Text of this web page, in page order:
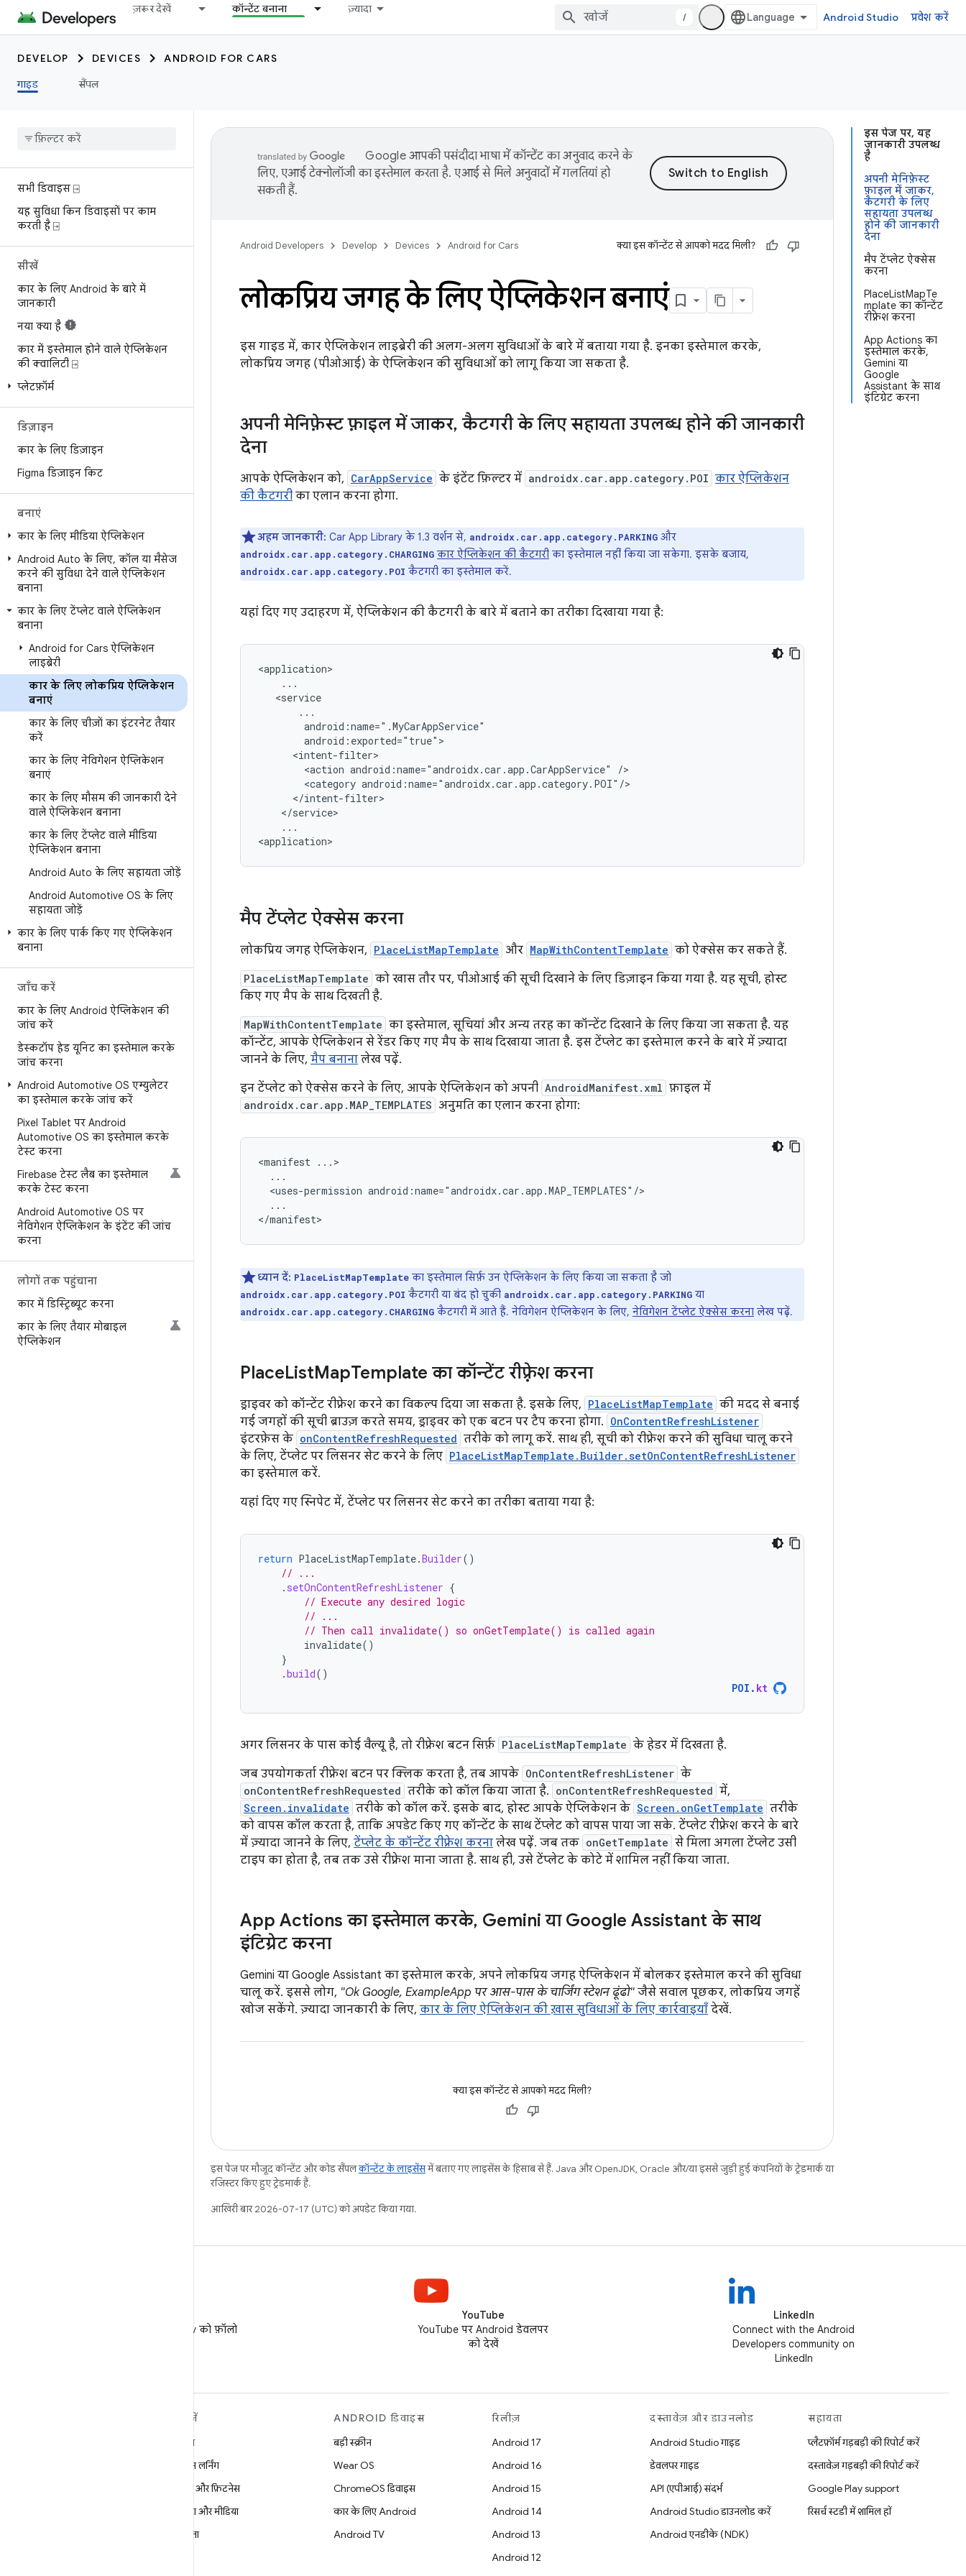
ज़रूर देखें कॉन्टेंट बनाना ज़्यादा
/ Android Studio प्रवेश करें
DEVELOP DEVICES
ANDROID FOR CARS
गाइड
सैंपल
सभी डिवाइस ⍈
यह सुविधा किन डिवाइसों पर काम
करती है ⍈
सीखें
कार के लिए Android के बारे में
जानकारी
नया क्या है
कार में इस्तेमाल होने वाले ऐप्लिकेशन
की क्वालिटी ⍈
प्‍लेटफ़ॉर्म
डिज़ाइन
कार के लिए डिज़ाइन
Figma डिज़ाइन किट
बनाएं
कार के लिए मीडिया ऐप्लिकेशन
Android Auto के लिए, कॉल या मैसेज
करने की सुविधा देने वाले ऐप्लिकेशन
बनाना
कार के लिए टेंप्लेट वाले ऐप्लिकेशन
बनाना
Android for Cars ऐप्लिकेशन
लाइब्रेरी
कार के लिए लोकप्रिय ऐप्लिकेशन
बनाएं
कार के लिए चीज़ों का इंटरनेट तैयार
करें
कार के लिए नेविगेशन ऐप्लिकेशन
बनाएं
कार के लिए मौसम की जानकारी देने
वाले ऐप्लिकेशन बनाना
कार के लिए टेंप्लेट वाले मीडिया
ऐप्लिकेशन बनाना
Android Auto के लिए सहायता जोड़ें
Android Automotive OS के लिए
सहायता जोड़ें
कार के लिए पार्क किए गए ऐप्लिकेशन
बनाना
जाँच करें
कार के लिए Android ऐप्लिकेशन की
जांच करें
डेस्कटॉप हेड यूनिट का इस्तेमाल करके
जांच करना
Android Automotive OS एम्युलेटर
का इस्तेमाल करके जांच करें
Pixel Tablet पर Android
Automotive OS का इस्तेमाल करके
टेस्ट करना
Firebase टेस्ट लैब का इस्तेमाल
करके टेस्ट करना
Android Automotive OS पर
नेविगेशन ऐप्लिकेशन के इंटेंट की जांच
करना
लोगों तक पहुंचाना
कार में डिस्ट्रिब्यूट करना
कार के लिए तैयार मोबाइल
ऐप्लिकेशन
इस पेज पर, यह
जानकारी उपलब्ध
है
अपनी मेनिफ़ेस्ट
फ़ाइल में जाकर,
कैटगरी के लिए
सहायता उपलब्ध
होने की जानकारी
देना
मैप टेंप्लेट ऐक्सेस
करना
PlaceListMapTe
mplate का कॉन्टेंट
रीफ़्रेश करना
App Actions का
इस्तेमाल करके,
Gemini या
Google
Assistant के साथ
इंटिग्रेट करना
Google आपकी पसंदीदा भाषा में कॉन्टेंट का अनुवाद करने के
लिए, एआई टेक्नोलॉजी का इस्तेमाल करता है. एआई से मिले अनुवादों में गलतियां हो
सकती हैं.
Android Developers Develop Devices Android for Cars क्या इस कॉन्टेंट से आपको मदद मिली?
लोकप्रिय जगह के लिए ऐप्लिकेशन बनाएं
इस गाइड में, कार ऐप्लिकेशन लाइब्रेरी की अलग-अलग सुविधाओं के बारे में बताया गया है. इनका इस्तेमाल करके,
लोकप्रिय जगह (पीओआई) के ऐप्लिकेशन की सुविधाओं को लागू किया जा सकता है.
अपनी मेनिफ़ेस्ट फ़ाइल में जाकर, कैटगरी के लिए सहायता उपलब्ध होने की जानकारी
देना
आपके ऐप्लिकेशन को, CarAppService के इंटेंट फ़िल्टर में androidx.car.app.category.POI कार ऐप्लिकेशन
की कैटगरी का एलान करना होगा.
अहम जानकारी: Car App Library के 1.3 वर्शन से, androidx.car.app.category.PARKING और
androidx.car.app.category.CHARGING कार ऐप्लिकेशन की कैटगरी का इस्तेमाल नहीं किया जा सकेगा. इसके बजाय,
androidx.car.app.category.POI कैटगरी का इस्तेमाल करें.
यहां दिए गए उदाहरण में, ऐप्लिकेशन की कैटगरी के बारे में बताने का तरीका दिखाया गया है:
<action android:name="androidx.car.app.CarAppService"
<category
...
मैप टेंप्लेट ऐक्सेस करना
लोकप्रिय जगह ऐप्लिकेशन, PlaceListMapTemplate और MapWithContentTemplate को ऐक्सेस कर सकते हैं.
PlaceListMapTemplate को खास तौर पर, पीओआई की सूची दिखाने के लिए डिज़ाइन किया गया है. यह सूची, होस्ट
किए गए मैप के साथ दिखती है.
MapWithContentTemplate का इस्तेमाल, सूचियां और अन्य तरह का कॉन्टेंट दिखाने के लिए किया जा सकता है. यह
कॉन्टेंट, आपके ऐप्लिकेशन से रेंडर किए गए मैप के साथ दिखाया जाता है. इस टेंप्लेट का इस्तेमाल करने के बारे में ज़्यादा
जानने के लिए, मैप बनाना लेख पढ़ें.
इन टेंप्लेट को ऐक्सेस करने के लिए, आपके ऐप्लिकेशन को अपनी AndroidManifest.xml फ़ाइल में
androidx.car.app.MAP_TEMPLATES अनुमति का एलान करना होगा:
<manifest
<uses-permission
...
ध्यान दें: PlaceListMapTemplate का इस्तेमाल सिर्फ़ उन ऐप्लिकेशन के लिए किया जा सकता है जो
androidx.car.app.category.POI कैटगरी या बंद हो चुकी androidx.car.app.category.PARKING या
androidx.car.app.category.CHARGING कैटगरी में आते हैं. नेविगेशन ऐप्लिकेशन के लिए, नेविगेशन टेंप्लेट ऐक्सेस करना लेख पढ़ें.
PlaceListMapTemplate का कॉन्टेंट रीफ़्रेश करना
ड्राइवर को कॉन्टेंट रीफ़्रेश करने का विकल्प दिया जा सकता है. इसके लिए, PlaceListMapTemplate की मदद से बनाई
गई जगहों की सूची ब्राउज़ करते समय, ड्राइवर को एक बटन पर टैप करना होगा. OnContentRefreshListener
इंटरफ़ेस के onContentRefreshRequested तरीके को लागू करें. साथ ही, सूची को रीफ़्रेश करने की सुविधा चालू करने
के लिए, टेंप्लेट पर लिसनर सेट करने के लिए PlaceListMapTemplate.Builder.setOnContentRefreshListener
का इस्तेमाल करें.
यहां दिए गए स्निपेट में, टेंप्लेट पर लिसनर सेट करने का तरीका बताया गया है:
return PlaceListMapTemplate.Builder()
// ...
. setOnContentRefreshListener {
// Execute any desired logic
// ...
// Then call invalidate() so onGetTemplate() is called again
invalidate()
}
.build()
POI . kt
अगर लिसनर के पास कोई वैल्यू है, तो रीफ़्रेश बटन सिर्फ़ PlaceListMapTemplate के हेडर में दिखता है.
जब उपयोगकर्ता रीफ़्रेश बटन पर क्लिक करता है, तब आपके OnContentRefreshListener के
onContentRefreshRequested तरीके को कॉल किया जाता है. onContentRefreshRequested में,
Screen.invalidate तरीके को कॉल करें. इसके बाद, होस्ट आपके ऐप्लिकेशन के Screen.onGetTemplate तरीके
को वापस कॉल करता है, ताकि अपडेट किए गए कॉन्टेंट के साथ टेंप्लेट को वापस पाया जा सके. टेंप्लेट रीफ़्रेश करने के बारे
में ज़्यादा जानने के लिए, टेंप्लेट के कॉन्टेंट रीफ़्रेश करना लेख पढ़ें. जब तक onGetTemplate से मिला अगला टेंप्लेट उसी
टाइप का होता है, तब तक उसे रीफ़्रेश माना जाता है. साथ ही, उसे टेंप्लेट के कोटे में शामिल नहीं किया जाता.
App Actions का इस्तेमाल करके, Gemini या Google Assistant के साथ
इंटिग्रेट करना
Gemini या Google Assistant का इस्तेमाल करके, अपने लोकप्रिय जगह ऐप्लिकेशन में बोलकर इस्तेमाल करने की सुविधा
चालू करें. इससे लोग, "Ok Google, ExampleApp पर आस-पास के चार्जिंग स्टेशन ढूंढो" जैसे सवाल पूछकर, लोकप्रिय जगहें
खोज सकेंगे. ज़्यादा जानकारी के लिए, कार के लिए ऐप्लिकेशन की ख़ास सुविधाओं के लिए कार्रवाइयाँ देखें.
क्या इस कॉन्टेंट से आपको मदद मिली?
इस पेज पर मौजूद कॉन्टेंट और कोड सैंपलकॉन्टेंट के लाइसेंसमें बताए गए लाइसेंस के हिसाब से हैं. Java और OpenJDK, Oracle और/या इससे जुड़ी हुई कंपनियों के ट्रेडमार्क या
रजिस्टर किए हुए ट्रेडमार्क हैं.
आखिरी बार 2026-07-17 (UTC) को अपडेट किया गया.
X पर @AndroidDev को फ़ॉलो
YouTube
YouTube पर Android डेवलपर
को देखें
LinkedIn
Connect with the Android
Developers community on
LinkedIn
खोजें
गेमिंग
मशीन लर्निंग
सेहत और फ़िटनेस
कैमरा और मीडिया
निजता
ANDROID डिवाइस
बड़ी स्क्रीन
Wear OS
ChromeOS डिवाइस
कार के लिए Android
Android TV
रिलीज़
Android 17
Android 16
Android 15
Android 14
Android 13
Android 12
दस्तावेज़ और डाउनलोड
Android Studio गाइड
डेवलपर गाइड
API (एपीआई) संदर्भ
Android Studio डाउनलोड करें
Android एनडीके (NDK)
सहायता
प्लैटफ़ॉर्म गड़बड़ी की रिपोर्ट करें
दस्तावेज़ गड़बड़ी की रिपोर्ट करें
Google Play support
रिसर्च स्टडी में शामिल हों